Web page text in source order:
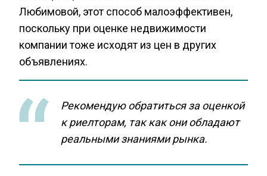
Любимовой, этот способ малоэффективен,
поскольку при оценке недвижимости
компании тоже исходят из цен в других
объявлениях.
Рекомендую обратиться за оценкой
к риелторам, так как они обладают
реальными знаниями рынка.